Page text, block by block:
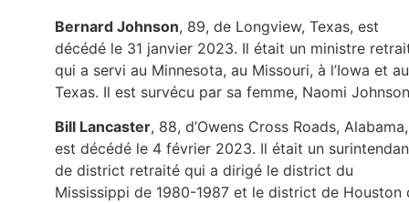
Bernard Johnson, 89, de Longview, Texas, est
décédé le 31 janvier 2023. Il était un ministre
qui a servi au Minnesota, au Missouri, à l’Iowa et au
Texas. Il est survécu par sa femme, Naomi
Bill Lancaster, 88, d’Owens Cross Roads, Alabama,
est décédé le 4 février 2023. Il était un
de district retraité qui a dirigé le district du
Mississippi de 1980-1987 et le district de Houston